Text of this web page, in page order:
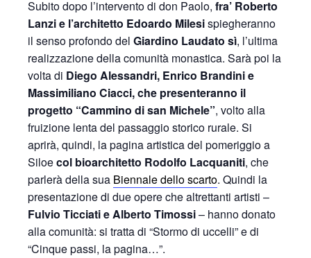
Subito dopo l’intervento di don Paolo, fra’ Roberto
Lanzi e l’architetto Edoardo Milesispiegheranno
il senso profondo del Giardino Laudato sì, l’ultima
realizzazione della comunità monastica. Sarà poi la
volta di Diego Alessandri, Enrico Brandini e
Massimiliano Ciacci, che presenteranno il
progetto “Cammino di san Michele”, volto alla
fruizione lenta del passaggio storico rurale. Si
aprirà, quindi, la pagina artistica del pomeriggio a
Siloecol bioarchitetto Rodolfo Lacquaniti, che
parlerà della sua Biennale dello scarto. Quindi la
presentazione di due opere che altrettanti artisti –
Fulvio Ticciati e Alberto Timossi– hanno donato
alla comunità: si tratta di “Stormo di uccelli” e di
“Cinque passi, la pagina…”.